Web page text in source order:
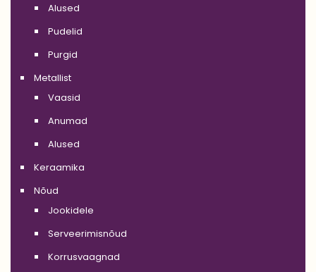
Alused
Pudelid
Purgid
Metallist
Vaasid
Anumad
Alused
Keraamika
Nõud
Jookidele
Serveerimisnõud
Korrusvaagnad